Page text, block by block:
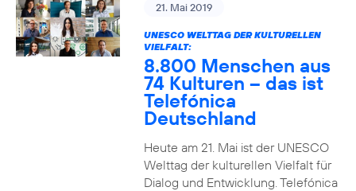
21. Mai 2019
UNESCO WELTTAG DER KULTURELLEN
VIELFALT:
8.800 Menschen aus
74 Kulturen – das ist
Telefónica
Deutschland
Heute am 21. Mai ist der UNESCO
Welttag der kulturellen Vielfalt für
Dialog und Entwicklung. Telefónica